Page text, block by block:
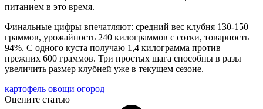
питанием в это время.
Финальные цифры впечатляют: средний вес клубня 130-150
граммов, урожайность 240 килограммов с сотки, товарность
94%. С одного куста получаю 1,4 килограмма против
прежних 600 граммов. Три простых шага способны в разы
увеличить размер клубней уже в текущем сезоне.
картофель овощи огород
Оцените статью